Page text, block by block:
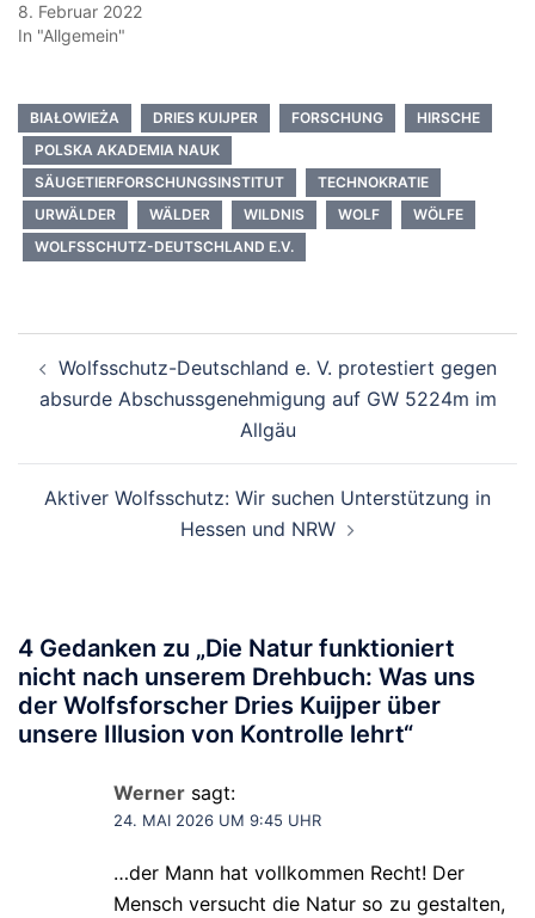
8. Februar 2022
In "Allgemein"
BIAŁOWIEŻA DRIES KUIJPER FORSCHUNG
HIRSCHE
POLSKA AKADEMIA NAUK
SÄUGETIERFORSCHUNGSINSTITUT
TECHNOKRATIE
URWÄLDER
WÄLDER WILDNIS WOLF
WÖLFE
WOLFSSCHUTZ-DEUTSCHLAND E.V.
Wolfsschutz-Deutschland e. V. protestiert gegen
absurde Abschussgenehmigung auf GW 5224m im
Allgäu
Aktiver Wolfsschutz: Wir suchen Unterstützung in
Hessen und NRW
4 Gedanken zu „Die Natur funktioniert
nicht nach unserem Drehbuch: Was uns
der Wolfsforscher Dries Kuijper über
unsere Illusion von Kontrolle lehrt“
Werner sagt:
24. MAI 2026 UM 9:45 UHR
…der Mann hat vollkommen Recht! Der
Mensch versucht die Natur so zu gestalten,